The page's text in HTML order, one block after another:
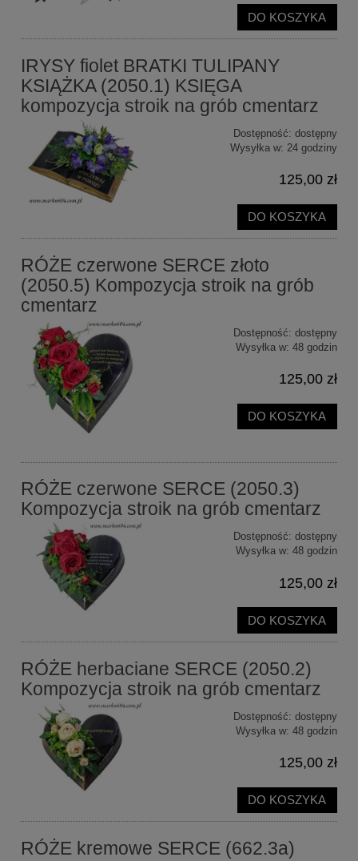
DO KOSZYKA
IRYSY fiolet BRATKI TULIPANY
KSIĄŻKA (2050.1) KSIĘGA
kompozycja stroik na grób cmentarz
Dostępność: dostępny
Wysyłka w: 24 godziny
125,00 zł
DO KOSZYKA
RÓŻE czerwone SERCE złoto
(2050.5) Kompozycja stroik na grób
cmentarz
Dostępność: dostępny
Wysyłka w: 48 godzin
125,00 zł
DO KOSZYKA
RÓŻE czerwone SERCE (2050.3)
Kompozycja stroik na grób cmentarz
Dostępność: dostępny
Wysyłka w: 48 godzin
125,00 zł
DO KOSZYKA
RÓŻE herbaciane SERCE (2050.2)
Kompozycja stroik na grób cmentarz
Dostępność: dostępny
Wysyłka w: 48 godzin
125,00 zł
DO KOSZYKA
RÓŻE kremowe SERCE (662.3a)